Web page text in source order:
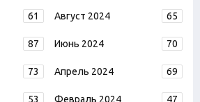
61 Август 2024 65
87 Июнь 2024 70
73 Апрель 2024 69
53 Февраль 2024 47